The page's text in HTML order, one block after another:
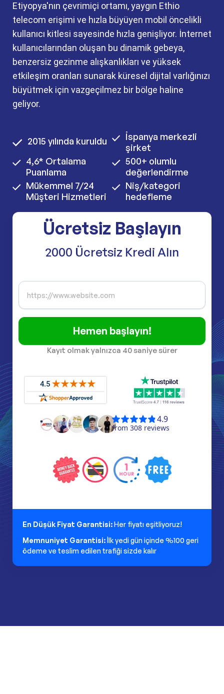
Etiyopya'nın çevrimiçi ortamı, yaygın Ethio
telecom erişimi ve hızla büyüyen mobil öncelikli
kullanıcı kitlesi sayesinde hızla genişliyor. İnternet
kullanıcılarından oluşan bu dinamik gebeya,
benzersiz gezinme alışkanlıkları ve yüksek
etkileşim oranları sunarak küresel dijital varlığınızı
büyütmek için vazgeçilmez bir bölge haline
geliyor.
2015 yılında kuruldu
4,6* Ortalama
Puanlama
Mükemmel 7/24
Müşteri Hizmetleri
İspanya merkezli
şirket
500+ olumlu
değerlendirme
Niş/kategori
hedefleme
Ücretsiz Başlayın
2000 Ücretsiz Kredi Alın
Hemen başlayın!
Kayıt olmak yalnızca 40 saniye sürer
En Düşük Fiyat Garantisi:Her fiyatı eşitliyoruz!
Memnuniyet Garantisi:İlk yedi gün içinde %100 geri
ödeme ve teslim edilen trafiği sizde kalır